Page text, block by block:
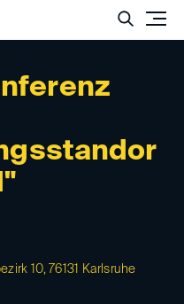
10, 76131 Karlsruhe